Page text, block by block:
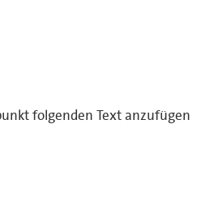
folgenden Text anzufügen